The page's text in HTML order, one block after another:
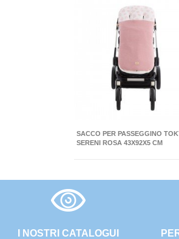
SACCO PER PASSEGGINO
SERENI ROSA 43X92X5 CM
I NOSTRI CATALOGUI